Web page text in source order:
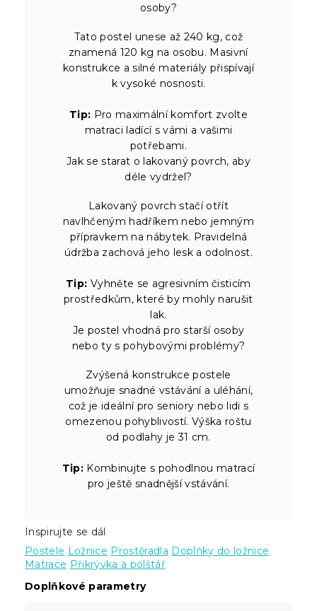
osoby?
Tato postel unese až 240 kg, což
znamená 120 kg na osobu. Masivní
konstrukce a silné materiály přispívají
k vysoké nosnosti.
Tip: Pro maximální komfort zvolte
matraci ladící s vámi a vašimi
potřebami.
Jak se starat o lakovaný povrch, aby
déle vydržel?
Lakovaný povrch stačí otřít
navlhčeným hadříkem nebo jemným
přípravkem na nábytek. Pravidelná
údržba zachová jeho lesk a odolnost.
Tip: Vyhněte se agresivním čisticím
prostředkům, které by mohly narušit
lak.
Je postel vhodná pro starší osoby
nebo ty s pohybovými problémy?
Zvýšená konstrukce postele
umožňuje snadné vstávání a uléhání,
což je ideální pro seniory nebo lidi s
omezenou pohyblivostí. Výška roštu
od podlahy je 31 cm.
Tip: Kombinujte s pohodlnou matrací
pro ještě snadnější vstávání.
Inspirujte se dál
Postele Ložnice Prostěradla Doplňky do ložnice
Matrace Přikrývka a polštář
Doplňkové parametry